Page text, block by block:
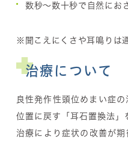
数秒〜数十秒で自然にお
※聞こえにくさや耳鳴りは
治療について
良性発作性頭位めまい症
位置に戻す「耳石置換法」
治療により症状の改善が